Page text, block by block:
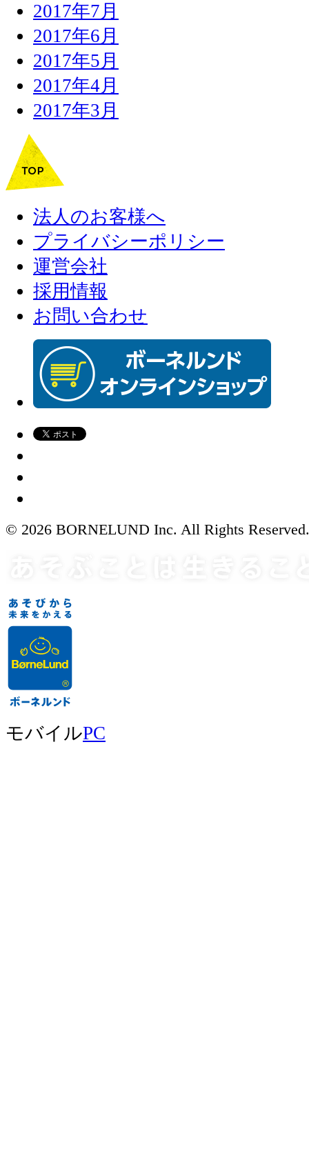
2017年7月
2017年6月
2017年5月
2017年4月
2017年3月
法人のお客様へ
プライバシーポリシー
運営会社
採用情報
お問い合わせ
© 2026 BORNELUND Inc. All Rights Reserved.
モバイルPC